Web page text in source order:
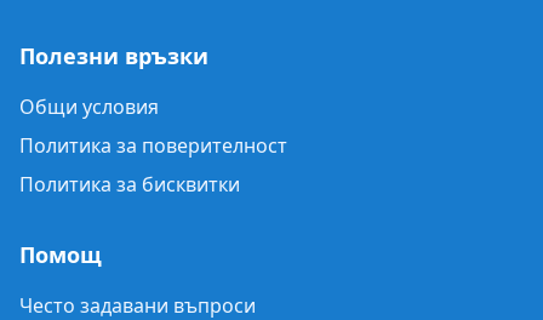
Полезни връзки
Общи условия
Политика за поверителност
Политика за бисквитки
Помощ
Често задавани въпроси